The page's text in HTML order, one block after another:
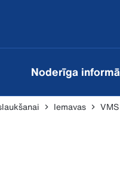
Noderīga
Iemavas